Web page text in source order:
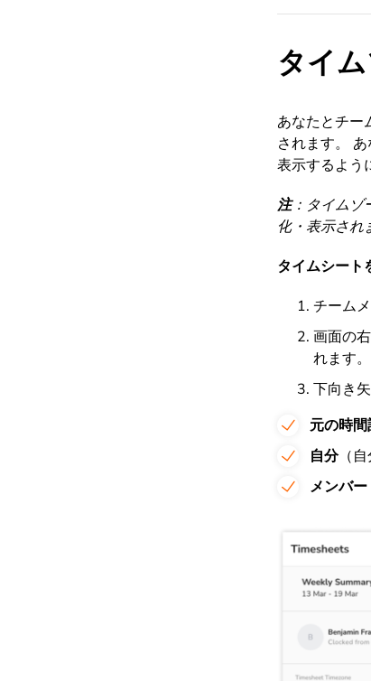
タイ
あなたとチー
されます。
表示するよう
注：タイムゾ
化・表示され
タイムシート
チーム
画面の
れます。
下向き
元の時
自分（自
メンバー